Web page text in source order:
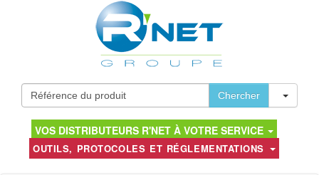
Chercher
VOS DISTRIBUTEURS R'NET À VOTRE SERVICE
OUTILS, PROTOCOLES ET RÉGLEMENTATIONS